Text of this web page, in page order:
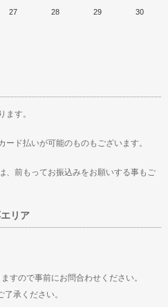
27 28 29 30
ます。
ド払いが可能のものもございます。
、前もってお振込みをお願いする事もご
リア
すので事前にお問合わせください。
承ください。